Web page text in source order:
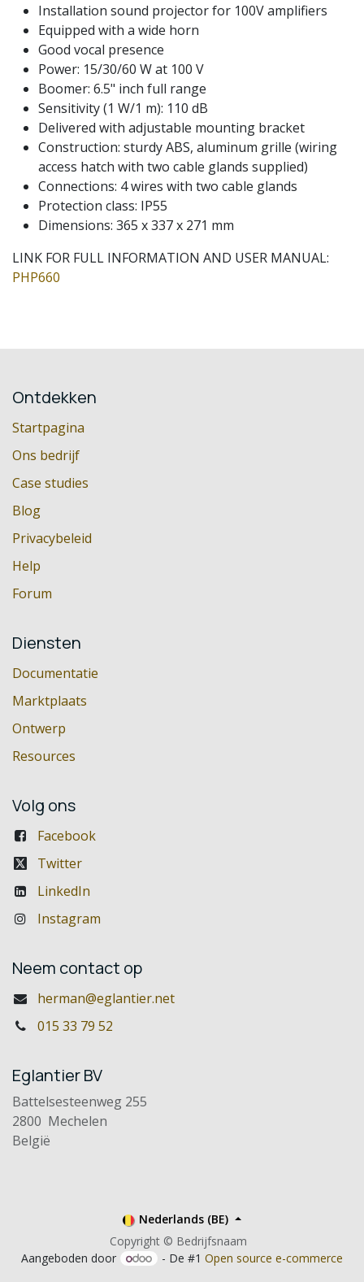
Installation sound projector for 100V amplifiers
Equipped with a wide horn
Good vocal presence
Power: 15/30/60 W at 100 V
Boomer: 6.5" inch full range
Sensitivity (1 W/1 m): 110 dB
Delivered with adjustable mounting bracket
Construction: sturdy ABS, aluminum grille (wiring
access hatch with two cable glands supplied)
Connections: 4 wires with two cable glands
Protection class: IP55
Dimensions: 365 x 337 x 271 mm
LINK FOR FULL INFORMATION AND USER MANUAL:
PHP660
Ontdekken
Startpagina
Ons bedrijf
Case studies
Blog
Privacybeleid
Help
Forum
Diensten
Documentatie
Marktplaats
Ontwerp
Resources
Volg ons
Facebook
Twitter
LinkedIn
Instagram
Neem contact op
herman@eglantier.net
015 33 79 52
Eglantier BV
Battelsesteenweg 255
2800 Mechelen
België
Copyright © Bedrijfsnaam
Nederlands (BE)
Aangeboden door - De #1Open source e-commerce